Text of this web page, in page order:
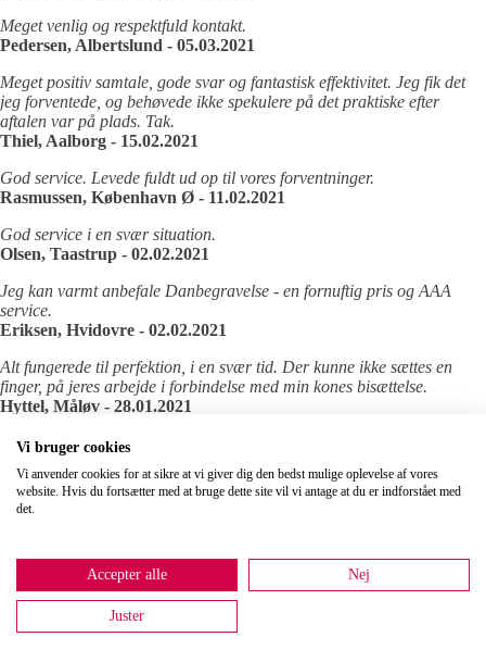
Meget venlig og respektfuld kontakt.
Pedersen, Albertslund - 05.03.2021
Meget positiv samtale, gode svar og fantastisk effektivitet. Jeg fik det
jeg forventede, og behøvede ikke spekulere på det praktiske efter
aftalen var på plads. Tak.
Thiel, Aalborg - 15.02.2021
God service. Levede fuldt ud op til vores forventninger.
Rasmussen, København Ø - 11.02.2021
God service i en svær situation.
Olsen, Taastrup - 02.02.2021
Jeg kan varmt anbefale Danbegravelse - en fornuftig pris og AAA
service.
Eriksen, Hvidovre - 02.02.2021
Alt fungerede til perfektion, i en svær tid. Der kunne ikke sættes en
finger, på jeres arbejde i forbindelse med min kones bisættelse.
Hyttel, Måløv - 28.01.2021
Jeg var meget tilfreds og jeg fik en rigtig go og fin betjening. Og altid
søde herre Jesper som både hentede min mor på plejehjemmet og
kørte den sidste tur fra kirken . Fuldt profesionelle så jeg vil helt klart
Danbegravelse - samme service - mindre pris. Intet at sætte fingeren
på. Kan kun anbefale, og vil bruge Danbegravelse igen.
Rasmussen, Horsens - 28.01.2021
Vi bruger cookies
Vi anvender cookies for at sikre at vi giver dig den bedst mulige oplevelse af vores
website. Hvis du fortsætter med at bruge dette site vil vi antage at du er indforstået med
det.
Accepter alle Nej
Juster